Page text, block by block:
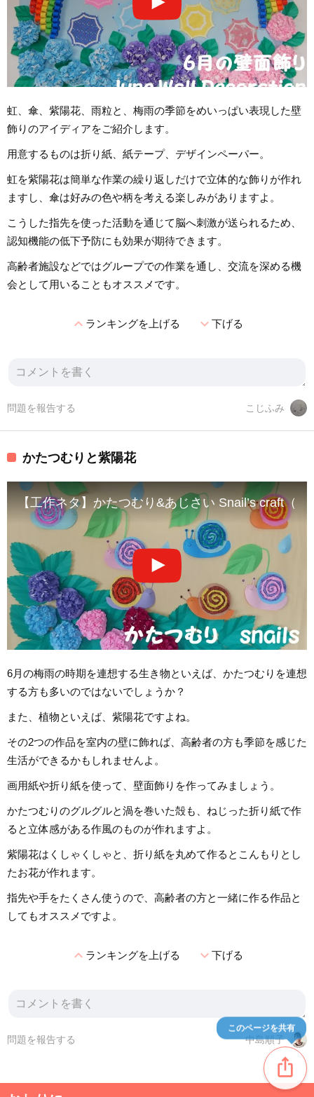
虹、傘、紫陽花、雨粒と、梅雨の季節をめいっぱい表現した壁
飾りのアイディアをご紹介します。
用意するものは折り紙、紙テープ、デザインペーパー。
虹を紫陽花は簡単な作業の繰り返しだけで立体的な飾りが作れ
ますし、傘は好みの色や柄を考える楽しみがありますよ。
こうした指先を使った活動を通じて脳へ刺激が送られるため、
認知機能の低下予防にも効果が期待できます。
高齢者施設などではグループでの作業を通し、交流を深める機
会として用いることもオススメです。
expand_lessランキングを上げる expand_more下げる
こじふみ
問題を報告する
かたつむりと紫陽花
【工作ネタ】かたつむり&あじさい Snail’s craft（
6月の梅雨の時期を連想する生き物といえば、かたつむりを連想
する方も多いのではないでしょうか？
また、植物といえば、紫陽花ですよね。
その2つの作品を室内の壁に飾れば、高齢者の方も季節を感じた
生活ができるかもしれませんよ。
画用紙や折り紙を使って、壁面飾りを作ってみましょう。
かたつむりのグルグルと渦を巻いた殻も、ねじった折り紙で作
ると立体感がある作風のものが作れますよ。
紫陽花はくしゃくしゃと、折り紙を丸めて作るとこんもりとし
たお花が作れます。
指先や手をたくさん使うので、高齢者の方と一緒に作る作品と
してもオススメですよ。
expand_lessランキングを上げる expand_more下げる
中島順子
問題を報告する
ios_share
このページを共有